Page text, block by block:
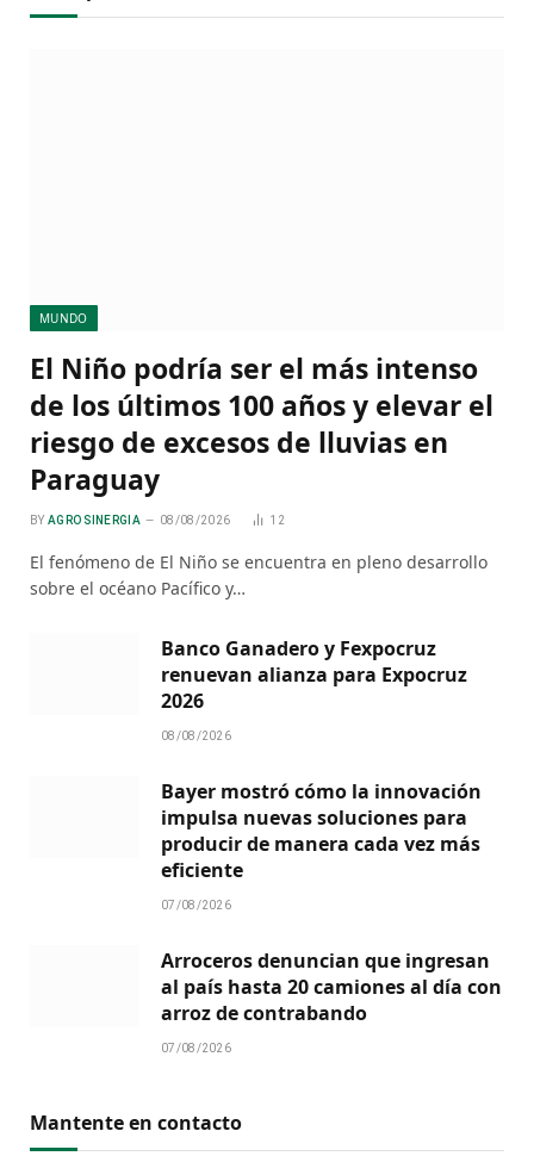
MUNDO
El Niño podría ser el más intenso
de los últimos 100 años y elevar el
riesgo de excesos de lluvias en
Paraguay
BY AGRO SINERGIA 08/08/2026 12
El fenómeno de El Niño se encuentra en pleno desarrollo
sobre el océano Pacífico y…
Banco Ganadero y Fexpocruz
renuevan alianza para Expocruz
2026
08/08/2026
Bayer mostró cómo la innovación
impulsa nuevas soluciones para
producir de manera cada vez más
eficiente
07/08/2026
Arroceros denuncian que ingresan
al país hasta 20 camiones al día con
arroz de contrabando
07/08/2026
Mantente en contacto